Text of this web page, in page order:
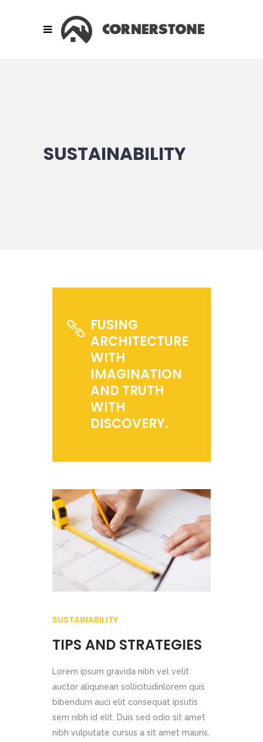
SUSTAINABILITY
FUSING
ARCHITECTURE
WITH
IMAGINATION
AND TRUTH
WITH
DISCOVERY.
SUSTAINABILITY
TIPS AND STRATEGIES
Lorem ipsum gravida nibh vel velit
auctor aliqunean sollicitudinlorem quis
bibendum auci elit consequat ipsutis
sem nibh id elit. Duis sed odio sit amet
nibh vulputate cursus a sit amet mauris.